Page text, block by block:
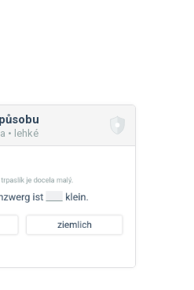
• lehké